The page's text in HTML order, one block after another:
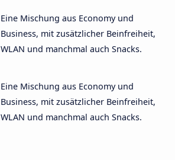
Eine Mischung aus Economy und
Business, mit zusätzlicher Beinfreiheit,
WLAN und manchmal auch Snacks.
Eine Mischung aus Economy und
Business, mit zusätzlicher Beinfreiheit,
WLAN und manchmal auch Snacks.